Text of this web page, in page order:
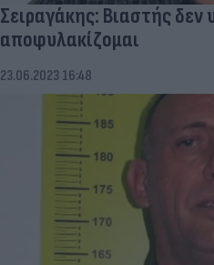
Σειραγάκης: Βιαστής
αποφυλακίζομαι
23.06.2023 16:48